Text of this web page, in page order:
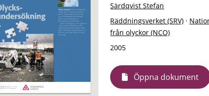
Särdqvist Stefan
Räddningsverket (SRV) ·
från olyckor (NCO)
2005
Öppna dokument